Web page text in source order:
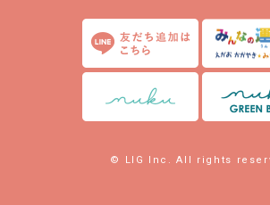
© LIG Inc. All rights